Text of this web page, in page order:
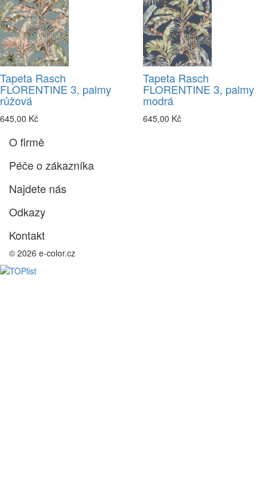
Tapeta Rasch
FLORENTINE 3, palmy
růžová
645,00 Kč
Tapeta Rasch
FLORENTINE 3, palmy
modrá
645,00 Kč
O firmě
Péče o zákazníka
Najdete nás
Odkazy
Kontakt
© 2026 e-color.cz